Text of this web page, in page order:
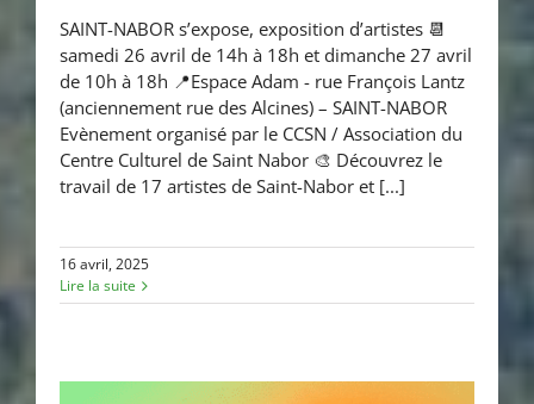
🎨 Expo d’artistes à l’Espace du
Parc Adam : 26 et 27/4 🖼
SAINT-NABOR s’expose, exposition d’artistes 📆
samedi 26 avril de 14h à 18h et dimanche 27 avril
de 10h à 18h 📍Espace Adam - rue François Lantz
(anciennement rue des Alcines) – SAINT-NABOR
Evènement organisé par le CCSN / Association du
Centre Culturel de Saint Nabor 🎨 Découvrez le
travail de 17 artistes de Saint-Nabor et [...]
16 avril, 2025
Lire la suite